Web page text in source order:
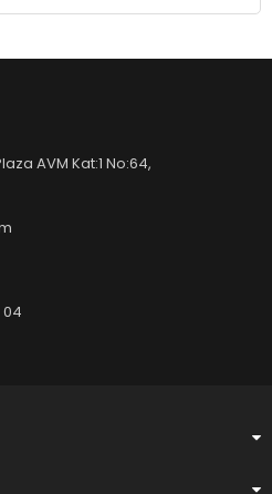
AVM Kat:1 No:64,